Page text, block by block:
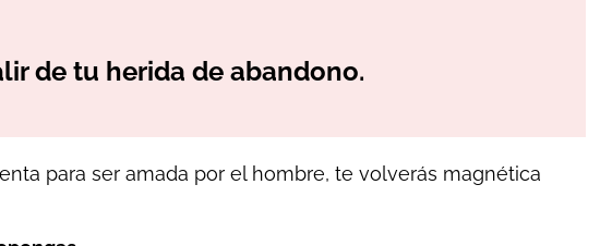
de tu herida de abandono.
para ser amada por el hombre, te volverás magnética